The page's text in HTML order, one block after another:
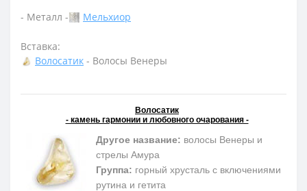
- Металл - Мельхиор
Вставка:
Волосатик - Волосы Венеры
Волосатик
- камень гармонии и любовного очарования -
Другое название: волосы Венеры и
стрелы Амура
Группа: горный хрусталь с включениями
рутина и гетита